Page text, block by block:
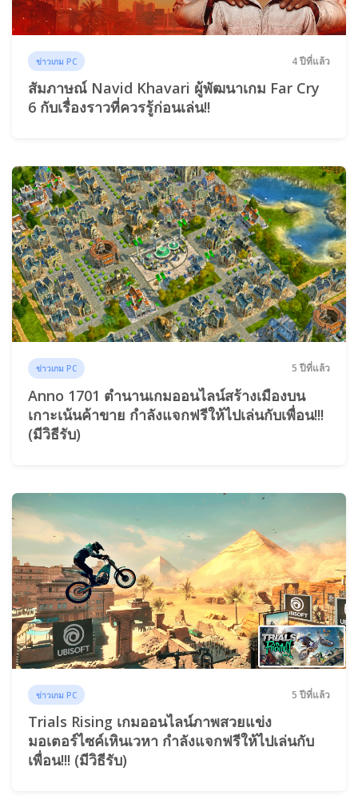
ข่าวเกม PC 4 ปีที่แล้ว
สัมภาษณ์ Navid Khavari ผู้พัฒนาเกม Far Cry
6 กับเรื่องราวที่ควรรู้ก่อนเล่น!!
ข่าวเกม PC 5 ปีที่แล้ว
Anno 1701 ตำนานเกมออนไลน์สร้างเมืองบน
เกาะเน้นค้าขาย กำลังแจกฟรีให้ไปเล่นกับเพื่อน!!!
(มีวิธีรับ)
ข่าวเกม PC 5 ปีที่แล้ว
Trials Rising เกมออนไลน์ภาพสวยแข่ง
มอเตอร์ไซค์เหินเวหา กำลังแจกฟรีให้ไปเล่นกับ
เพื่อน!!! (มีวิธีรับ)